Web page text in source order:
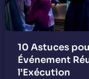
10 Astuces
Événement
l’Exécution